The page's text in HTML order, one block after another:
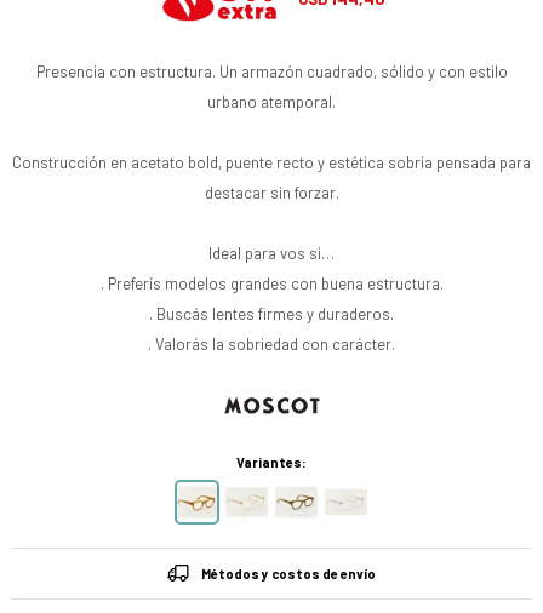
Presencia con estructura. Un armazón cuadrado, sólido y con estilo
urbano atemporal.
Construcción en acetato bold, puente recto y estética sobria pensada para
destacar sin forzar.
Ideal para vos si…
. Preferís modelos grandes con buena estructura.
. Buscás lentes firmes y duraderos.
. Valorás la sobriedad con carácter.
Variantes:
Métodos y costos de envío